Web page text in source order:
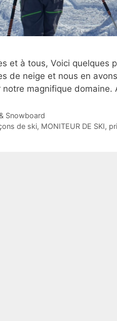
et à tous, Voici quelques
de neige et nous en
notre magnifique
Snowboard
de ski, MONITEUR DE SKI,